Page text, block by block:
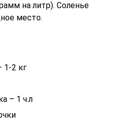
на литр). Соленье
место.
1-2 кг
– 1 ч.л